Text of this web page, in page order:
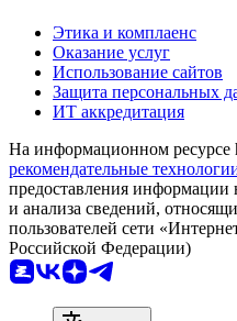
Этика и комплаенс
Оказание услуг
Использование сайтов
Защита персональных
ИТ аккредитация
На информационном ресурсе
рекомендательные
предоставления информации
и анализа сведений,
пользователей сети
Российской Федерации)